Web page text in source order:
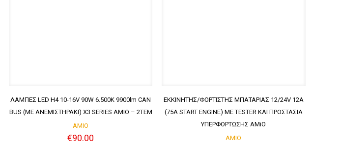
ΛΑΜΠΕΣ LED H4 10-16V 90W 6.500K 9900lm CAN
BUS (ME ΑΝΕΜΙΣΤΗΡΑΚΙ) X3 SERIES AMIO – 2ΤΕΜ
AMIO
€90.00
ΕΚΚΙΝΗΤΗΣ/ΦΟΡΤΙΣΤΗΣ ΜΠΑΤΑΡΙΑΣ 12/24V 12A
(75Α START ENGINE) ΜΕ TESTER ΚΑΙ ΠΡΟΣΤΑΣΙΑ
ΥΠΕΡΦΟΡΤΩΣΗΣ AMiO
AMIO